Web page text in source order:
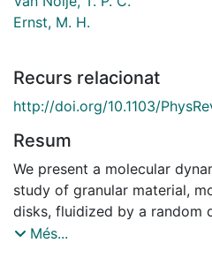
Ernst, M. H.
Recurs relacionat
http://doi.org/10.1103/
Resum
We present a molecular
study of granular material,
disks, fluidized by a random
on collisional averages and
Més...